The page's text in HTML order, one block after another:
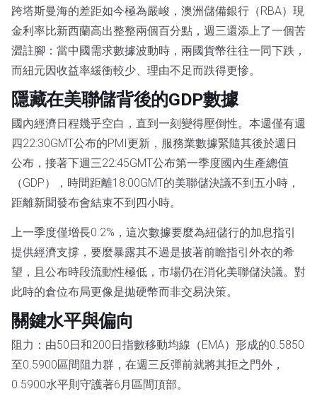
跨塔斯曼海的差距如今極為嚴峻，澳洲儲備銀行（RBA）現
金利率比新西蘭高出整整兩個百分點，週三還添上了一個苦
澀註腳：當中國需求數據波動時，兩國貨幣往往一同下跌，
而紐元因收益率緩衝較少、理由不足而跌得更慘。
隱藏在美聯儲背後的GDP數據
國內經濟日程幾乎空白，直到一刻變得壓倒性。本週僅有週
四22:30GMT公布的PMI更新，服務業數據緊隨其後於週日
公布，接著下週三22:45GMT公布第一季度國內生產總值
（GDP），時間距離18:00GMT的美聯儲決議不到五小時，
距離新聞發布會結束不到四小時。
上一季度僅增長0.2%，這次數據要麼為紐儲行的加息指引
提供經濟支撐，要麼暴露其不過是披著前瞻指引外衣的希
望，且公布時段流動性極低，市場仍在消化美聯儲決議。對
此時的倉位布局更像是拋硬幣而非交易決策。
關鍵水平與偏向
阻力：由50日和200日指數移動均線（EMA）形成的0.5850
至0.5900區間阻力群，在週三反彈前就將其拒之門外，
0.5900水平則守護著6月區間頂部。